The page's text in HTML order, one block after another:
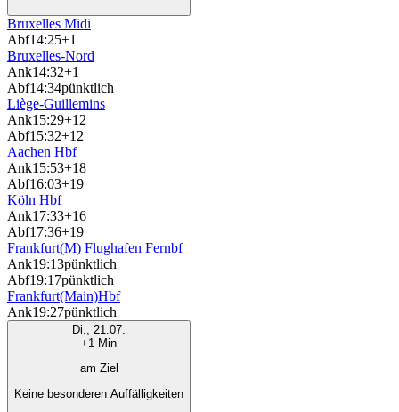
Bruxelles Midi
Abf14:25+1
Bruxelles-Nord
Ank14:32+1
Abf14:34pünktlich
Liège-Guillemins
Ank15:29+12
Abf15:32+12
Aachen Hbf
Ank15:53+18
Abf16:03+19
Köln Hbf
Ank17:33+16
Abf17:36+19
Frankfurt(M) Flughafen Fernbf
Ank19:13pünktlich
Abf19:17pünktlich
Frankfurt(Main)Hbf
Ank19:27pünktlich
Di., 21.07.
+1 Min
am Ziel
Keine besonderen Auffälligkeiten